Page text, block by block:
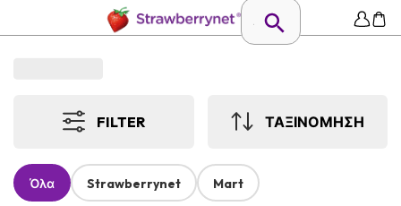
FILTER ΤΑΞΙΝΟΜΗΣΗ
Όλα Strawberrynet Mart